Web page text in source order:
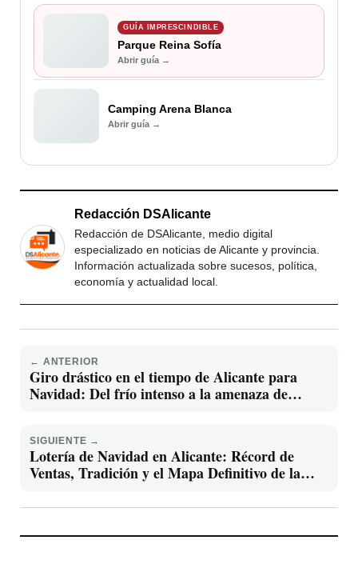
GUÍA IMPRESCINDIBLE
Parque Reina Sofía
Abrir guía →
Camping Arena Blanca
Abrir guía →
Redacción DSAlicante
Redacción de DSAlicante, medio digital
especializado en noticias de Alicante y provincia.
Información actualizada sobre sucesos, política,
economía y actualidad local.
← ANTERIOR
Giro drástico en el tiempo de Alicante para
Navidad: Del frío intenso a la amenaza de
SIGUIENTE →
Lotería de Navidad en Alicante: Récord de
Ventas, Tradición y el Mapa Definitivo de la